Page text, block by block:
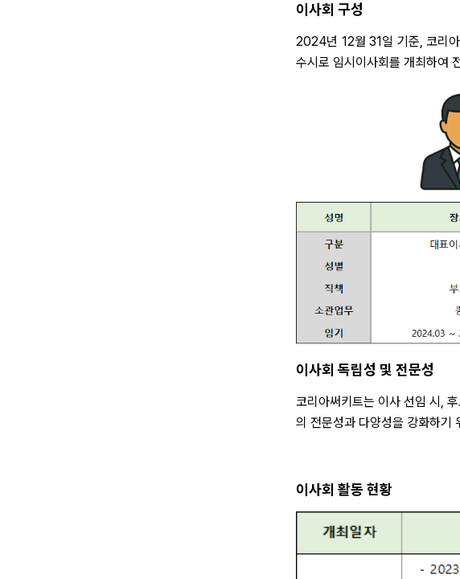
이사회 구성
2024년 12월 31일 기준, 코리
수시로 임시이사회를 개최하여
이사회 독립성 및 전문성
코리아써키트는 이사 선임 시,
의 전문성과 다양성을 강화하기
이사회 활동 현황